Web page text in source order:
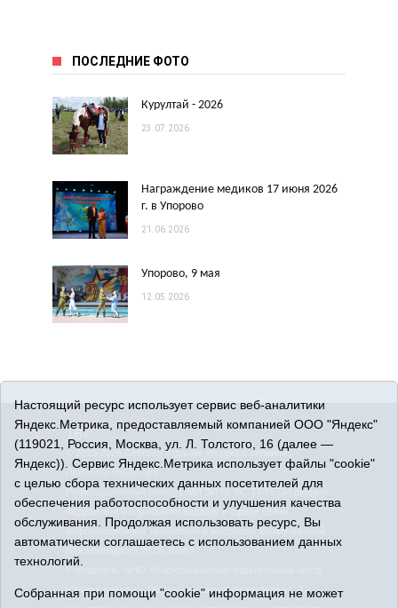
ПОСЛЕДНИЕ ФОТО
Курултай - 2026
23.07.2026
Награждение медиков 17 июня 2026
г. в Упорово
21.06.2026
Упорово, 9 мая
12.05.2026
16+
© 2015-2026 Сетевое издание «Упорово онлайн».
Политика оператора
Регистрационный номер СМИ ЭЛ № ФС 77-65734 выдано
Федеральной службой по надзору в сфере связи,
информационных технологий и массовых коммуникаций
«Знамя правды». Главный редактор Кузембаева С.Т.
Настоящий ресурс использует сервис веб-аналитики
Яндекс.Метрика, предоставляемый компанией ООО "Яндекс"
(119021, Россия, Москва, ул. Л. Толстого, 16 (далее —
Яндекс)). Сервис Яндекс.Метрика использует файлы "cookie"
с целью сбора технических данных посетителей для
обеспечения работоспособности и улучшения качества
обслуживания. Продолжая использовать ресурс, Вы
автоматически соглашаетесь с использованием данных
технологий.
Собранная при помощи "cookie" информация не может